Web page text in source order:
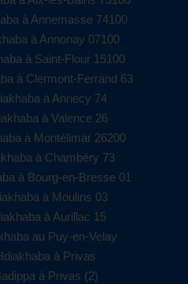
à Annemasse 74100
à Annonay 07100
à Saint-Flour 15100
à Clermont-Ferrand 63
à Annecy 74
à Valence 26
à Montélimar 26200
à Chambéry 73
à Bourg-en-Bresse 01
à Moulins 03
à Aurillac 15
au Puy-en-Velay
à Privas
à Privas (2)